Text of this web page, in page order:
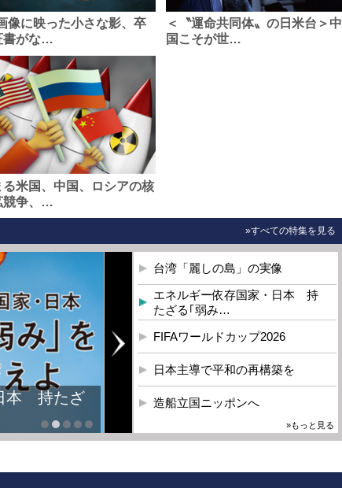
像に映った小さな影、卒
書がな…
＜〝運命共同体〟の日米台＞中
国こそが世…
る米国、中国、ロシアの核
競争、…
»すべての特集を見る
本 持たざ
台湾「麗しの島」の実像
エネルギー依存国家・日本 持
たざる｢弱み…
FIFAワールドカップ2026
日本主導で平和の再構築を
造船立国ニッポンへ
»もっと見る